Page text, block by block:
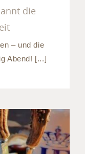
die
– und die
Abend! [...]